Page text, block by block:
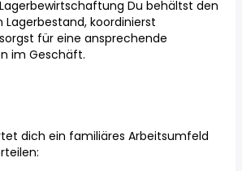
Du behältst den
Lagerbestand, koordinierst
für eine ansprechende
im Geschäft.
dich ein familiäres Arbeitsumfeld